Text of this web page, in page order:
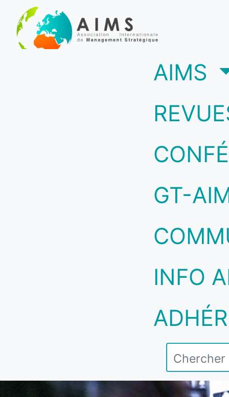
AIMS
GT-
INFO